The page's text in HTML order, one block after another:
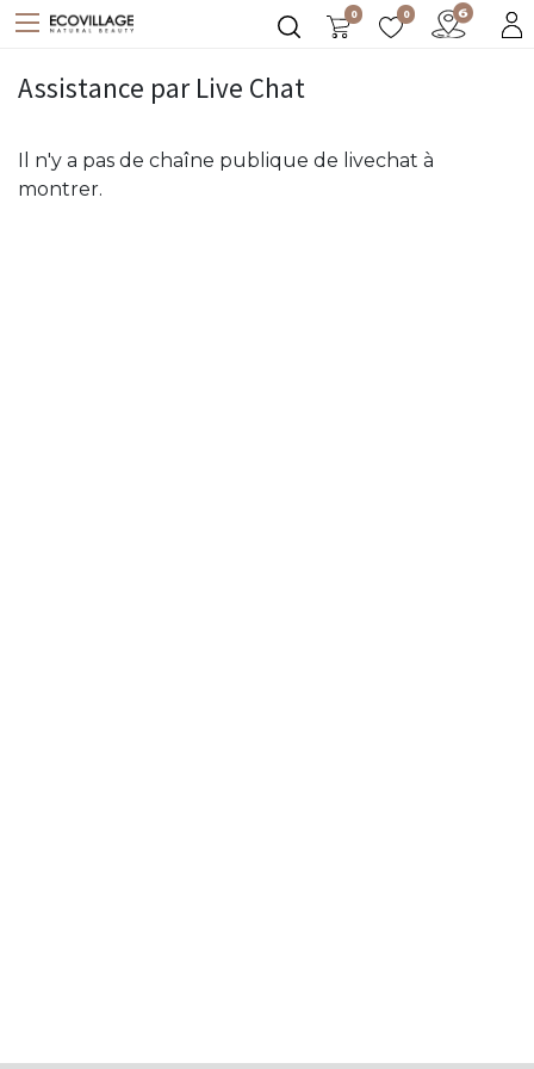
0 0
Assistance par Live Chat
Il n'y a pas de chaîne publique de livechat à
montrer.